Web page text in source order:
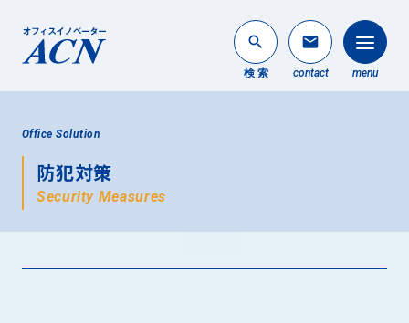
search
検 索
mail
contact menu
法人のお客様
個人のお客様
Office Solution
防犯対策
Security Measures